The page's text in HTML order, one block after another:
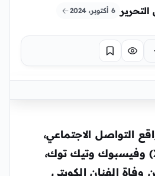
6 أكتوبر، 2024
تركيز حفظ
التواصل الاجتماعي،
بما فيها تويتر (X) وفيسبوك وتيك توك،
وفاة الفنان الكويتي